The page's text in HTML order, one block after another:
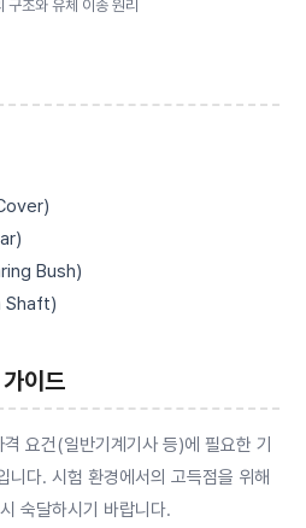
구조와 유체 이송 원리
Bush)
Shaft)
이드
요건(일반기계기사 등)에 필요한 기
니다. 시험 환경에서의 고득점을 위해
숙달하시기 바랍니다.